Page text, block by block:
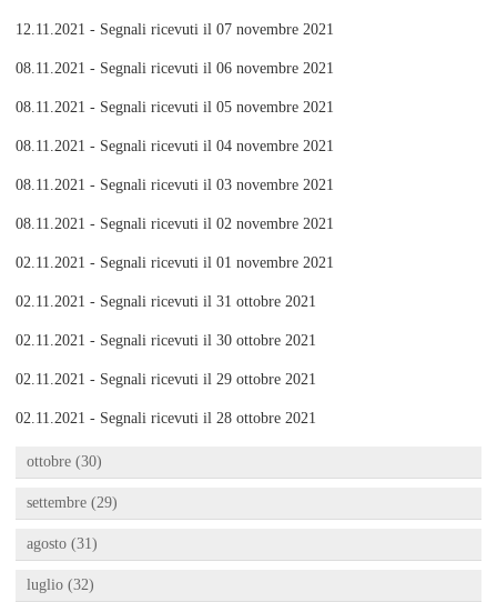
12.11.2021 - Segnali ricevuti il 07 novembre 2021
08.11.2021 - Segnali ricevuti il 06 novembre 2021
08.11.2021 - Segnali ricevuti il 05 novembre 2021
08.11.2021 - Segnali ricevuti il 04 novembre 2021
08.11.2021 - Segnali ricevuti il 03 novembre 2021
08.11.2021 - Segnali ricevuti il 02 novembre 2021
02.11.2021 - Segnali ricevuti il 01 novembre 2021
02.11.2021 - Segnali ricevuti il 31 ottobre 2021
02.11.2021 - Segnali ricevuti il 30 ottobre 2021
02.11.2021 - Segnali ricevuti il 29 ottobre 2021
02.11.2021 - Segnali ricevuti il 28 ottobre 2021
ottobre (30)
settembre (29)
agosto (31)
luglio (32)